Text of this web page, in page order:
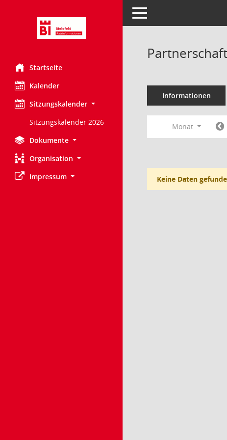
Startseite
Kalender
Sitzungskalender
Sitzungskalender 2026
Dokumente
Organisation
Impressum
Toggle navigation
Informationen
Monat
Keine Daten